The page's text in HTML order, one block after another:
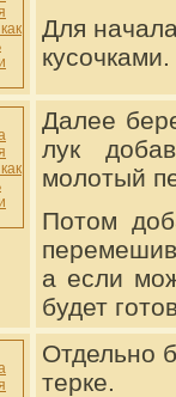
Для
кусочками.
Далее
лук
молотый
Потом
а если
будет
Отдельно
терке.